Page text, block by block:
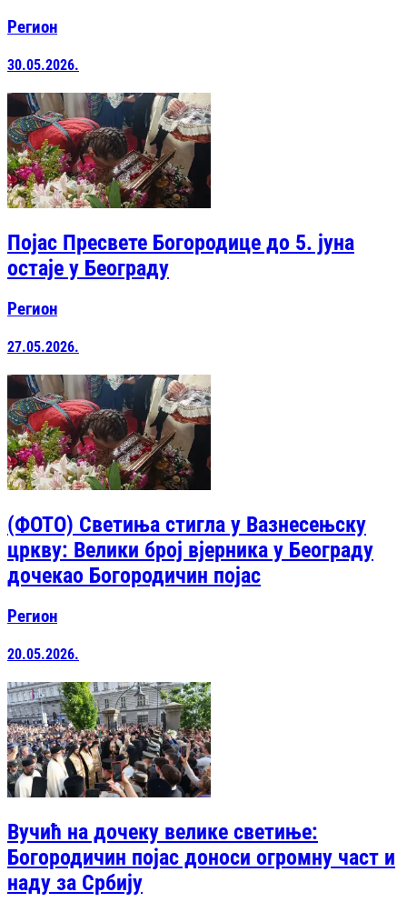
Регион
30.05.2026.
Појас Пресвете Богородице до 5. јуна
остаје у Београду
Регион
27.05.2026.
(ФОТО) Светиња стигла у Вазнесењску
цркву: Велики број вјерника у Београду
дочекао Богородичин појас
Регион
20.05.2026.
Вучић на дочеку велике светиње:
Богородичин појас доноси огромну част и
наду за Србију